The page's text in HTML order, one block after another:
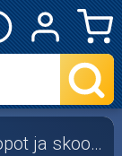
Mopot ja skootterit